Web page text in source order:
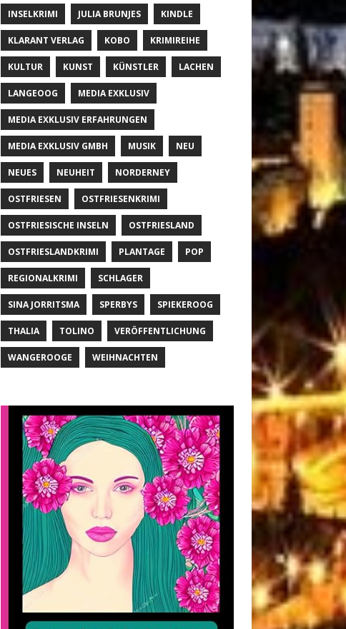
INSELKRIMI JULIA BRUNJES KINDLE
KLARANT VERLAG KOBO KRIMIREIHE
KULTUR KUNST KÜNSTLER LACHEN
LANGEOOG MEDIA EXKLUSIV
MEDIA EXKLUSIV ERFAHRUNGEN
MEDIA EXKLUSIV GMBH MUSIK NEU
NEUES NEUHEIT NORDERNEY
OSTFRIESEN OSTFRIESENKRIMI
OSTFRIESISCHE INSELN OSTFRIESLAND
OSTFRIESLANDKRIMI PLANTAGE POP
REGIONALKRIMI SCHLAGER
SINA JORRITSMA SPERBYS SPIEKEROOG
THALIA TOLINO VERÖFFENTLICHUNG
WANGEROOGE WEIHNACHTEN